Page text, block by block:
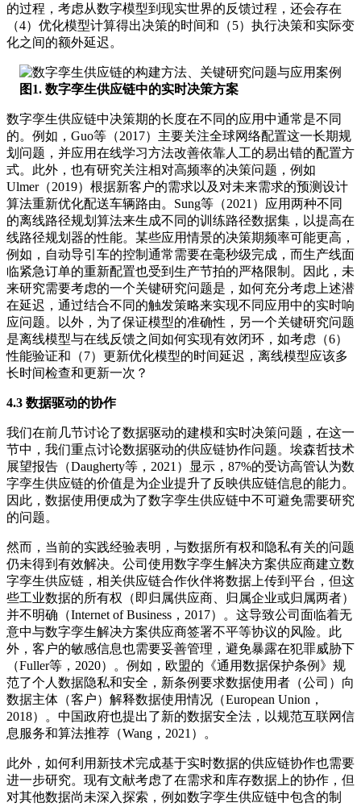
的过程，考虑从数字模型到现实世界的反馈过程，还会存在
（4）优化模型计算得出决策的时间和（5）执行决策和实际变
化之间的额外延迟。
图1. 数字孪生供应链中的实时决策方案
数字孪生供应链中决策期的长度在不同的应用中通常是不同
的。例如，Guo等（2017）主要关注全球网络配置这一长期规
划问题，并应用在线学习方法改善依靠人工的易出错的配置方
式。此外，也有研究关注相对高频率的决策问题，例如
Ulmer（2019）根据新客户的需求以及对未来需求的预测设计
算法重新优化配送车辆路由。Sung等（2021）应用两种不同
的离线路径规划算法来生成不同的训练路径数据集，以提高在
线路径规划器的性能。某些应用情景的决策期频率可能更高，
例如，自动导引车的控制通常需要在毫秒级完成，而生产线面
临紧急订单的重新配置也受到生产节拍的严格限制。因此，未
来研究需要考虑的一个关键研究问题是，如何充分考虑上述潜
在延迟，通过结合不同的触发策略来实现不同应用中的实时响
应问题。以外，为了保证模型的准确性，另一个关键研究问题
是离线模型与在线反馈之间如何实现有效闭环，如考虑（6）
性能验证和（7）更新优化模型的时间延迟，离线模型应该多
长时间检查和更新一次？
4.3 数据驱动的协作
我们在前几节讨论了数据驱动的建模和实时决策问题，在这一
节中，我们重点讨论数据驱动的供应链协作问题。埃森哲技术
展望报告（Daugherty等，2021）显示，87%的受访高管认为数
字孪生供应链的价值是为企业提升了反映供应链信息的能力。
因此，数据使用便成为了数字孪生供应链中不可避免需要研究
的问题。
然而，当前的实践经验表明，与数据所有权和隐私有关的问题
仍未得到有效解决。公司使用数字孪生解决方案供应商建立数
字孪生供应链，相关供应链合作伙伴将数据上传到平台，但这
些工业数据的所有权（即归属供应商、归属企业或归属两者）
并不明确（Internet of Business，2017）。这导致公司面临着无
意中与数字孪生解决方案供应商签署不平等协议的风险。此
外，客户的敏感信息也需要妥善管理，避免暴露在犯罪威胁下
（Fuller等，2020）。例如，欧盟的《通用数据保护条例》规
范了个人数据隐私和安全，新条例要求数据使用者（公司）向
数据主体（客户）解释数据使用情况（European Union，
2018）。中国政府也提出了新的数据安全法，以规范互联网信
息服务和算法推荐（Wang，2021）。
此外，如何利用新技术完成基于实时数据的供应链协作也需要
进一步研究。现有文献考虑了在需求和库存数据上的协作，但
对其他数据尚未深入探索，例如数字孪生供应链中包含的制